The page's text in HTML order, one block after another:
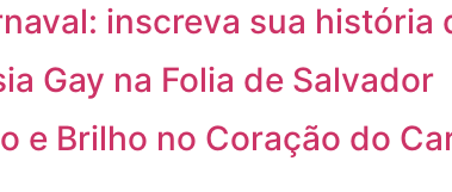
inscreva sua história
Gay na Folia de Salvador
e Brilho no Coração do